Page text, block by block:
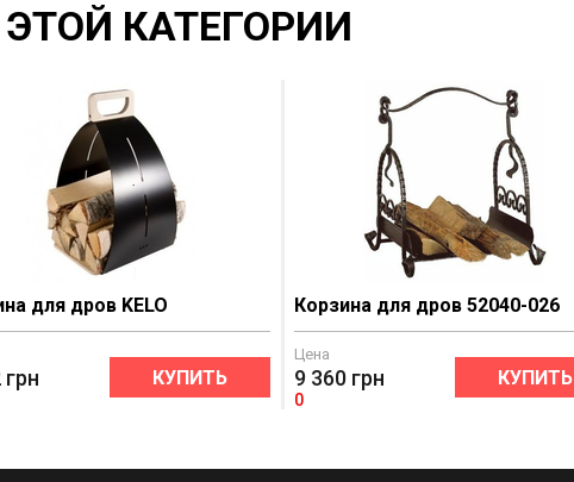
КАТЕГОРИИ
для дров KELO
грн КУПИТЬ
Корзина для дров 52040-026
Цена
9 360 грн
0
КУПИТЬ